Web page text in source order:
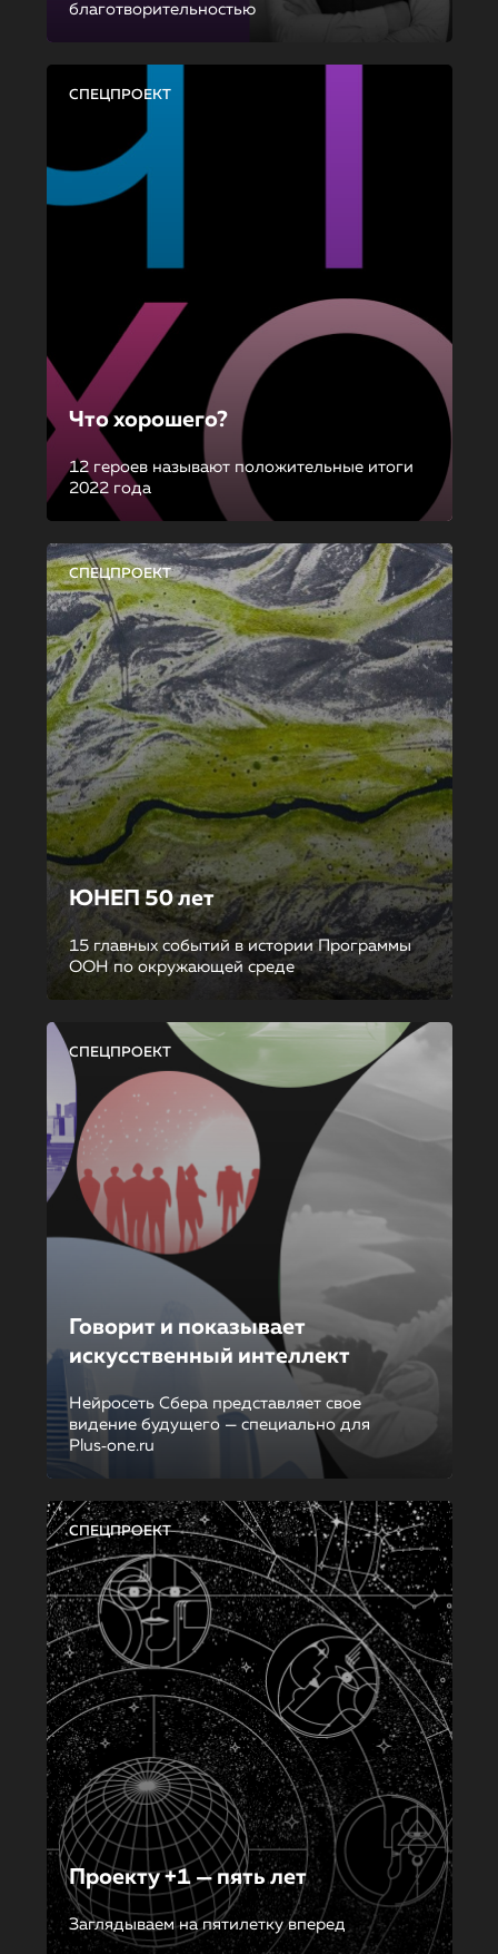
благотворительностью
СПЕЦПРОЕКТ
Что хорошего?
12 героев называют положительные итоги
2022 года
СПЕЦПРОЕКТ
ЮНЕП 50 лет
15 главных событий в истории Программы
ООН по окружающей среде
СПЕЦПРОЕКТ
Говорит и показывает
искусственный интеллект
Нейросеть Сбера представляет свое
видение будущего — специально для
Plus‑one.ru
СПЕЦПРОЕКТ
Проекту +1 — пять лет
Заглядываем на пятилетку вперед